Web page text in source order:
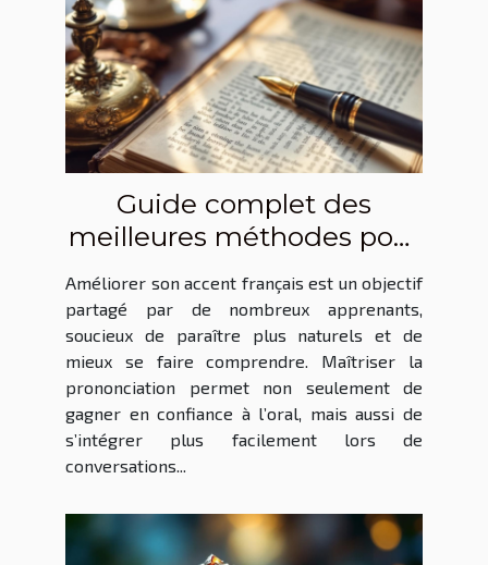
Guide complet des
meilleures méthodes pour
améliorer votre accent
français
Améliorer son accent français est un objectif
partagé par de nombreux apprenants,
soucieux de paraître plus naturels et de
mieux se faire comprendre. Maîtriser la
prononciation permet non seulement de
gagner en confiance à l’oral, mais aussi de
s’intégrer plus facilement lors de
conversations...